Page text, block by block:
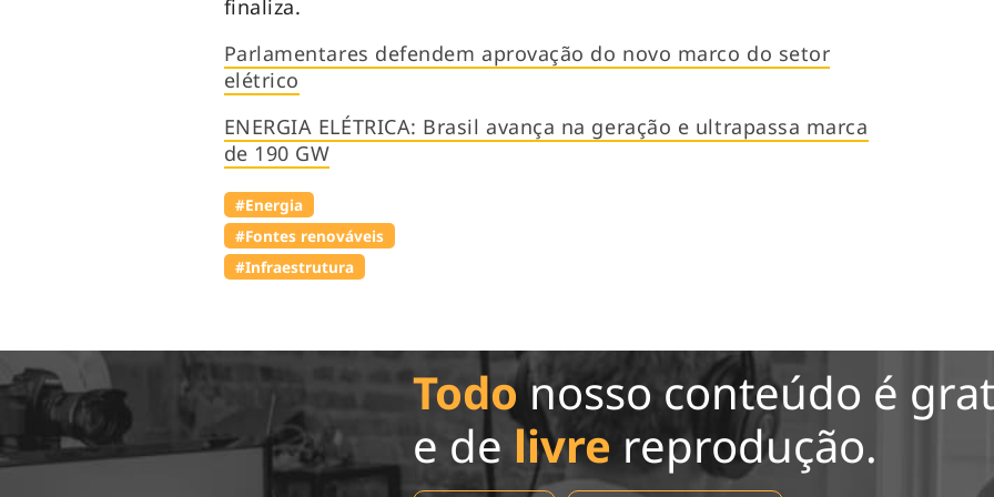
finaliza.
Parlamentares defendem aprovação do novo marco do setor
elétrico
ENERGIA ELÉTRICA: Brasil avança na geração e ultrapassa marca
de 190 GW
#Energia
#Fontes renováveis
#Infraestrutura
Todonosso conteúdo é
e de livre reprodução.